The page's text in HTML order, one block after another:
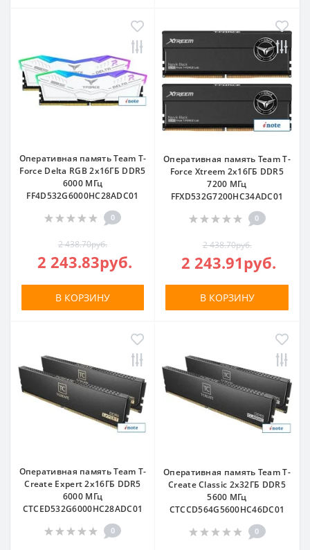
Оперативная память Team T-
Force Delta RGB 2x16ГБ DDR5
6000 МГц
FF4D532G6000HC28ADC01
0
2 438.70руб.
2 243.83руб.
В КОРЗИНУ
Оперативная память Team T-
Force Xtreem 2x16ГБ DDR5
7200 МГц
FFXD532G7200HC34ADC01
0
2 438.70руб.
2 243.91руб.
В КОРЗИНУ
Оперативная память Team T-
Create Expert 2x16ГБ DDR5
6000 МГц
CTCED532G6000HC28ADC01
0
Оперативная память Team T-
Create Classic 2x32ГБ DDR5
5600 МГц
CTCCD564G5600HC46DC01
0